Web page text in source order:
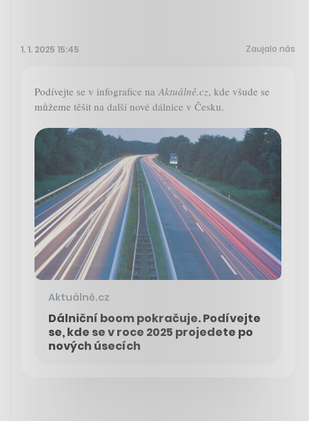
1. 1. 2025 15:45 Zaujalo nás
Podívejte se v infografice na Aktuálně.cz, kde všude se
můžeme těšit na další nové dálnice v Česku.
Aktuálně.cz
Dálniční boom pokračuje. Podívejte
se, kde se v roce 2025 projedete po
nových úsecích